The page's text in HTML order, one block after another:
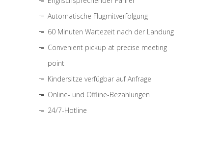
Automatische Flugmitverfolgung
60 Minuten Wartezeit nach der Landung
Convenient pickup at precise meeting
point
Kindersitze verfügbar auf Anfrage
Online- und Offline-Bezahlungen
24/7-Hotline